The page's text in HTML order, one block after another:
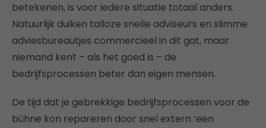
betekenen, is voor iedere situatie totaal anders.
Natuurlijk duiken talloze snelle adviseurs en slimme
adviesbureautjes commercieel in dit gat, maar
niemand kent – als het goed is – de
bedrijfsprocessen beter dan eigen mensen.
De tijd dat je gebrekkige bedrijfsprocessen voor de
bühne kon repareren door snel extern ‘een